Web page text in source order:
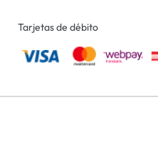
Tarjetas de débito